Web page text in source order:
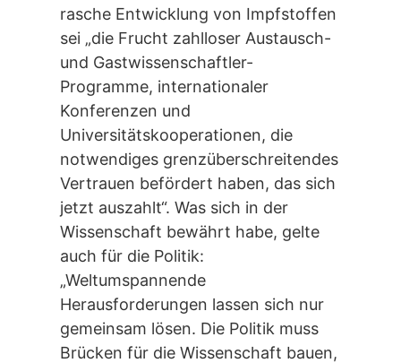
rasche Entwicklung von Impfstoffen
sei „die Frucht zahlloser Austausch-
und Gastwissenschaftler-
Programme, internationaler
Konferenzen und
Universitätskooperationen, die
notwendiges grenzüberschreitendes
Vertrauen befördert haben, das sich
jetzt auszahlt“. Was sich in der
Wissenschaft bewährt habe, gelte
auch für die Politik:
„Weltumspannende
Herausforderungen lassen sich nur
gemeinsam lösen. Die Politik muss
Brücken für die Wissenschaft bauen,